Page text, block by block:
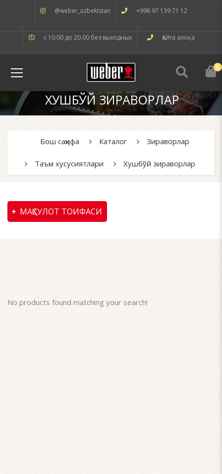
@weber_uzbekistan +998 97 139 71 12
с 10.00 до 20.00 без выходных Қайта алоқа
0
ХУШБЎЙ ЗИРАВОРЛАР
Бош саҳифа Каталог Зираворлар
Таъм хусусиятлари Хушбўй зираворлар
МАҲСУЛОТ ТОИФАСИ
No products found matching your search!